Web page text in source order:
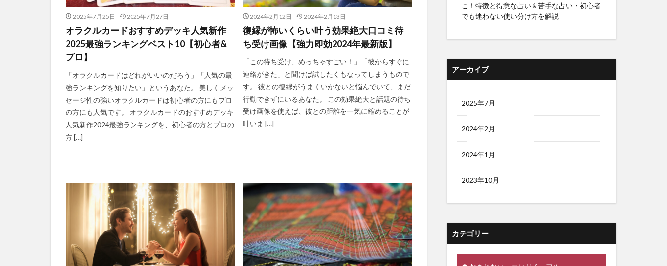
2025年7月25日 2025年7月27日
オラクルカードおすすめデッキ人気新作
2025最強ランキングベスト10【初心者&
プロ】
「オラクルカードはどれがいいのだろう」「人気の最
強ランキングを知りたい」というあなた。 美しくメッ
セージ性の強いオラクルカードは初心者の方にもプロ
の方にも人気です。 オラクルカードのおすすめデッキ
人気新作2024最強ランキングを、初心者の方とプロの
方 […]
2024年2月12日 2024年2月13日
復縁が怖いくらい叶う効果絶大口コミ待
ち受け画像【強力即効2024年最新版】
「この待ち受け、めっちゃすごい！」「彼からすぐに
連絡がきた」と聞けば試したくもなってしまうもので
す。 彼との復縁がうまくいかないと悩んでいて、まだ
行動できずにいるあなた。 この効果絶大と話題の待ち
受け画像を使えば、彼との距離を一気に縮めることが
叶いま […]
こ！特徴と得意な占い＆苦手な占い・初心者
でも迷わない使い分け方を解説
アーカイブ
2025年7月
2024年2月
2024年1月
2023年10月
カテゴリー